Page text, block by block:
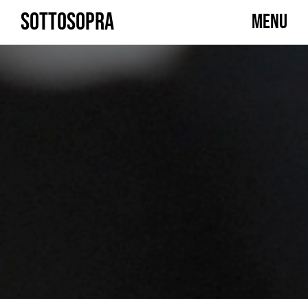
Skip
content
SOTTOSOPRA MENU